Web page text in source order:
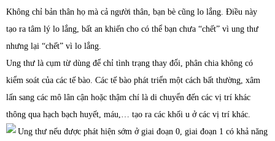
Không chỉ bản thân họ mà cả người thân, bạn bè cũng lo lắng. Điều này
tạo ra tâm lý lo lắng, bất an khiến cho có thể bạn chưa “chết” vì ung thư
nhưng lại “chết” vì lo lắng.
Ung thư là cụm từ dùng để chỉ tình trạng thay đổi, phân chia không có
kiểm soát của các tế bào. Các tế bào phát triển một cách bất thường, xâm
lấn sang các mô lân cận hoặc thậm chí là di chuyển đến các vị trí khác
thông qua hạch bạch huyết, máu,… tạo ra các khối u ở các vị trí khác.